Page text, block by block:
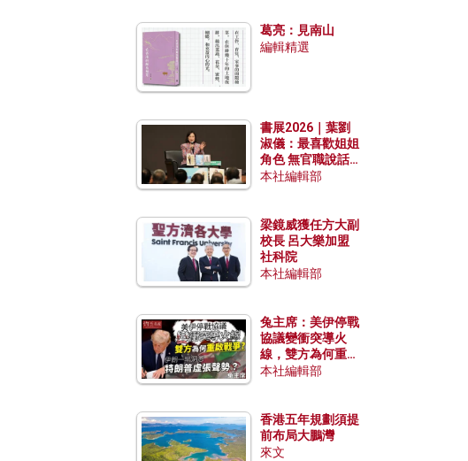
葛亮：見南山
編輯精選
書展2026｜葉劉
淑儀：最喜歡姐姐
角色 無官職說話
包袱少
本社編輯部
梁鏡威獲任方大副
校長 呂大樂加盟
社科院
本社編輯部
兔主席：美伊停戰
協議變衝突導火
線，雙方為何重啟
戰爭？伊朗一早洞
本社編輯部
香港五年規劃須提
前布局大鵬灣
來文